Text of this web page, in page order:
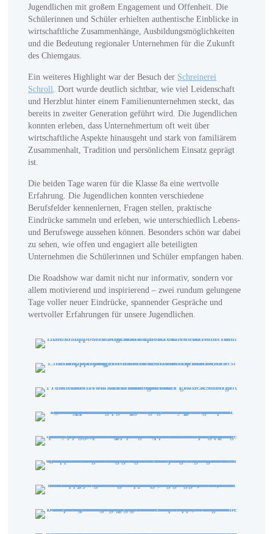
Jugendlichen mit großem Engagement und Offenheit. Die
Schülerinnen und Schüler erhielten authentische Einblicke in
wirtschaftliche Zusammenhänge, Ausbildungsmöglichkeiten
und die Bedeutung regionaler Unternehmen für die Zukunft
des Chiemgaus.
Ein weiteres Highlight war der Besuch der Schreinerei
Schroll
. Dort wurde deutlich sichtbar, wie viel Leidenschaft
und Herzblut hinter einem Familienunternehmen steckt, das
bereits in zweiter Generation geführt wird. Die Jugendlichen
konnten erleben, dass Unternehmertum oft weit über
wirtschaftliche Aspekte hinausgeht und stark von familiärem
Zusammenhalt, Tradition und persönlichem Einsatz geprägt
ist.
Die beiden Tage waren für die Klasse 8a eine wertvolle
Erfahrung. Die Jugendlichen konnten verschiedene
Berufsfelder kennenlernen, Fragen stellen, praktische
Eindrücke sammeln und erleben, wie unterschiedlich Lebens-
und Berufswege aussehen können. Besonders schön war dabei
zu sehen, wie offen und engagiert alle beteiligten
Unternehmen die Schülerinnen und Schüler empfangen haben.
Die Roadshow war damit nicht nur informativ, sondern vor
allem motivierend und inspirierend – zwei rundum gelungene
Tage voller neuer Eindrücke, spannender Gespräche und
wertvoller Erfahrungen für unsere Jugendlichen.